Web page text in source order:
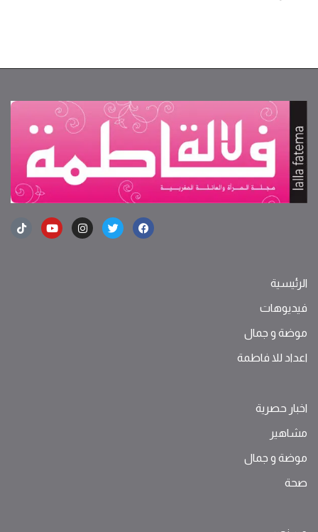
الرئيسية
فيديوهات
موضة ‫و‬ ‫‬‫جمال‬
اعداد للا فاطمة
اخبار حصرية
مشاهير
موضة ‫و‬ ‫‬‫جمال‬
صحة